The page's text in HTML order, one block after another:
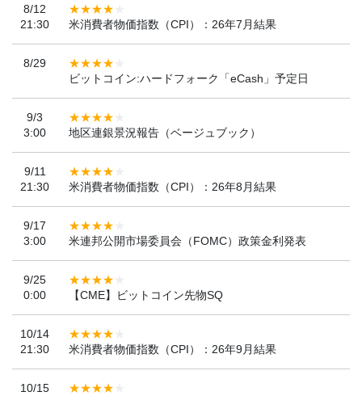
8/12
21:30
米消費者物価指数（CPI）：26年7月結果
8/29
ビットコイン:ハードフォーク「eCash」予定日
9/3
3:00
地区連銀景況報告（ベージュブック）
9/11
21:30
米消費者物価指数（CPI）：26年8月結果
9/17
3:00
米連邦公開市場委員会（FOMC）政策金利発表
9/25
0:00
【CME】ビットコイン先物SQ
10/14
21:30
米消費者物価指数（CPI）：26年9月結果
10/15